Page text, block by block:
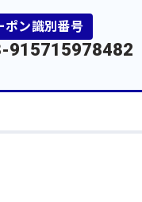
ポン識別番号
915715978482